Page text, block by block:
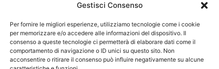
Gestisci Consenso
Per fornire le migliori esperienze, utilizziamo tecnologie come i cookie
per memorizzare e/o accedere alle informazioni del dispositivo. Il
consenso a queste tecnologie ci permetterà di elaborare dati come il
comportamento di navigazione o ID unici su questo sito. Non
acconsentire o ritirare il consenso può influire negativamente su alcune
Cronaca
13498
Attualità
7303
top
News
4209